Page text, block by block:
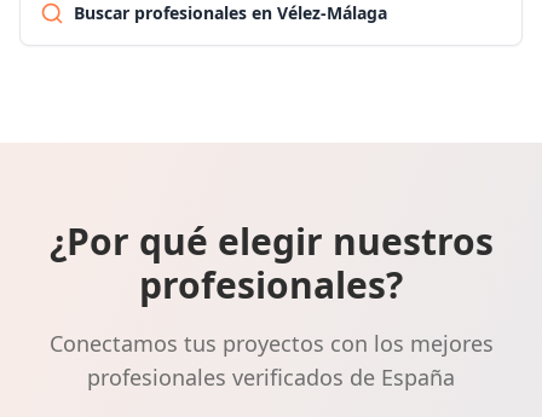
Buscar profesionales en Vélez-Málaga
¿Por qué elegir nuestros
profesionales?
Conectamos tus proyectos con los mejores
profesionales verificados de España